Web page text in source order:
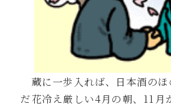
蔵に一歩入れば、日本酒のほ
だ花冷え厳しい4月の朝、11月